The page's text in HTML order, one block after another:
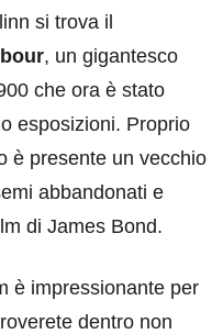
si trova il
, un gigantesco
che ora è stato
esposizioni. Proprio
è presente un vecchio
abbandonati e
di James Bond.
è impressionante per
dentro non